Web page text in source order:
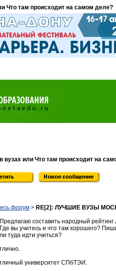
Что там происходит на самом деле?
вузах или Что там происходит на
форум > RE[2]: ЛУЧШИЕ ВУЗЫ
составить народный
вы учитесь и что там хорошего?
туда идти учиться?
университет СПбТЭИ.